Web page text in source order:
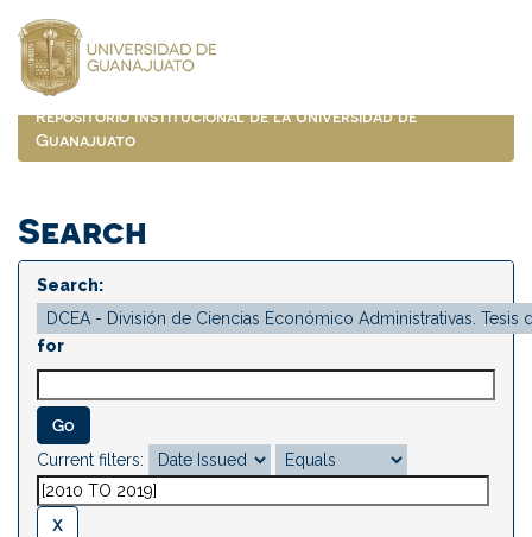
navigation
Repositorio Institucional de la Universidad de
Guanajuato
Search
Search:
for
Current filters: